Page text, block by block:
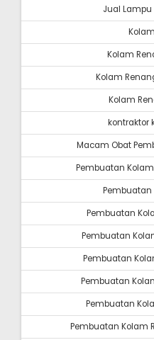
Jual
Kolam
Kolam
Kolam
kontraktor
Macam Obat
Pembuatan
Pembuatan
Pembuatan
Pembuatan
Pembuatan
Pembuatan
Pembuatan
Pembuatan Kolam